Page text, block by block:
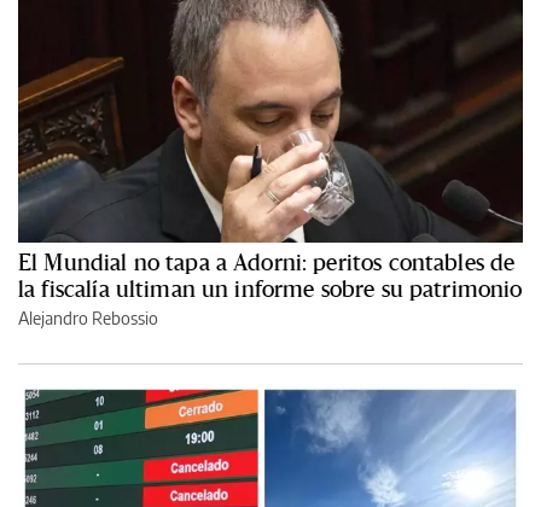
El Mundial no tapa a Adorni: peritos contables de
la fiscalía ultiman un informe sobre su patrimonio
Alejandro Rebossio